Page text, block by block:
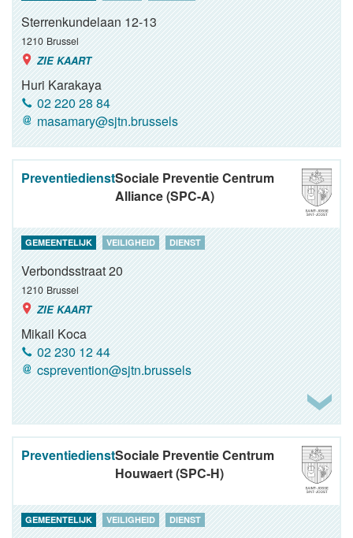
Sterrenkundelaan 12-13
1210 Brussel
ZIE KAART
Huri Karakaya
02 220 28 84
masamary@sjtn.brussels
PreventiedienstSociale Preventie Centrum
Alliance (SPC-A)
GEMEENTELIJK VEILIGHEID DIENST
Verbondsstraat 20
1210 Brussel
ZIE KAART
Mikail Koca
02 230 12 44
csprevention@sjtn.brussels
PreventiedienstSociale Preventie Centrum
Houwaert (SPC-H)
GEMEENTELIJK VEILIGHEID DIENST